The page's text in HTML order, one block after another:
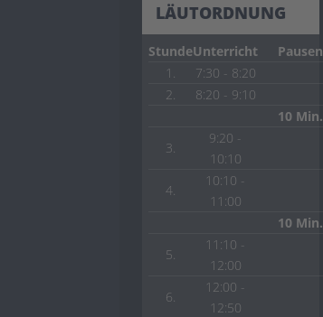
LÄUTORDNUNG
StundeUnterricht
Pausen
1.
7:30 - 8:20
2.
8:20 - 9:10
10 Min.
3.
9:20 -
10:10
4.
10:10 -
11:00
10 Min.
5.
11:10 -
12:00
6.
12:00 -
12:50